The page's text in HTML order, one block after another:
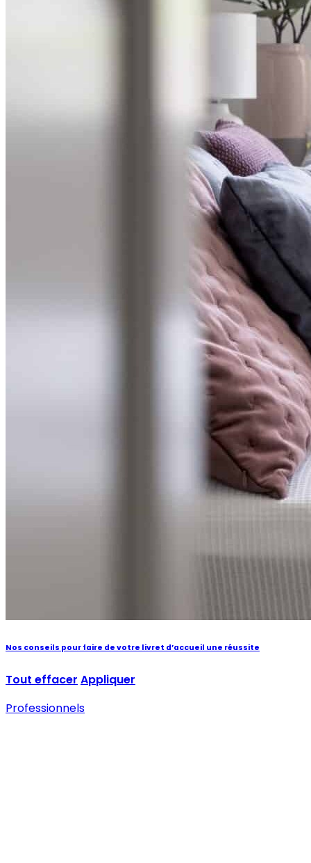
Nos conseils pour faire de votre livret d’accueil une réussite
Tout effacer Appliquer
Professionnels